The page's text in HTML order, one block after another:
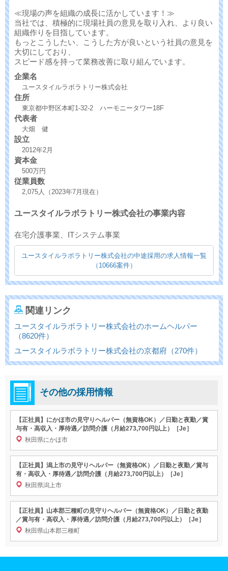
≪現場の声を組織の成長に活かしています！≫
当社では、積極的に現場社員の意見を取り入れ、より良い
組織作りを目指しています。
もっとこうしたい、こうした方が良いという社員の意見を
大切にしており、
スピード感を持って業務改善に取り組んでいます。
企業名
ユースタイルラボラトリー株式会社
住所
東京都中野区本町1-32-2 ハーモニータワー18F
代表者
大畑 健
設立
2012年2月
資本金
500万円
従業員数
2,075人（2023年7月現在）
ユースタイルラボラトリー株式会社の事業内容
在宅介護事業、ITシステム事業
ユースタイルラボラトリー株式会社の中途採用の求人情報一覧
（10666案件）
関連リンク
ユースタイルラボラトリー株式会社のホームヘルパー
（8620件）
ユースタイルラボラトリー株式会社の京都府（270件）
その他の採用情報
【正社員】にかほ市の見守りヘルパー（無資格OK）／日勤と夜勤／賞
与有・高収入・厚待遇／訪問介護（月給273,700円以上）［Je］
秋田県にかほ市
【正社員】潟上市の見守りヘルパー（無資格OK）／日勤と夜勤／賞与
有・高収入・厚待遇／訪問介護（月給273,700円以上）［Je］
秋田県潟上市
【正社員】山本郡三種町の見守りヘルパー（無資格OK）／日勤と夜勤
／賞与有・高収入・厚待遇／訪問介護（月給273,700円以上）［Je］
秋田県山本郡三種町